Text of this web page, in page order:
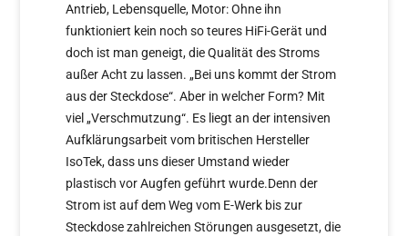
Antrieb, Lebensquelle, Motor: Ohne ihn
funktioniert kein noch so teures HiFi-Gerät und
doch ist man geneigt, die Qualität des Stroms
außer Acht zu lassen. „Bei uns kommt der Strom
aus der Steckdose“. Aber in welcher Form? Mit
viel „Verschmutzung“. Es liegt an der intensiven
Aufklärungsarbeit vom britischen Hersteller
IsoTek, dass uns dieser Umstand wieder
plastisch vor Augfen geführt wurde.Denn der
Strom ist auf dem Weg vom E-Werk bis zur
Steckdose zahlreichen Störungen ausgesetzt, die